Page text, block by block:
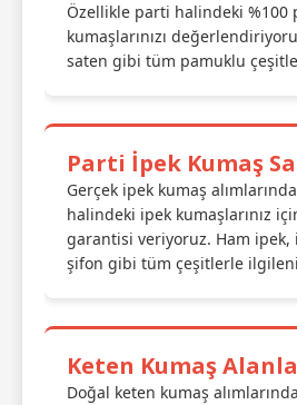
Özellikle parti halindeki %100
kumaşlarınızı
saten gibi tüm pamuklu
Parti İpek Kumaş
Gerçek ipek kumaş
halindeki ipek kumaşlarınız
garantisi veriyoruz. Ham ipek,
şifon gibi tüm çeşitlerle
Keten Kumaş
Doğal keten kumaş